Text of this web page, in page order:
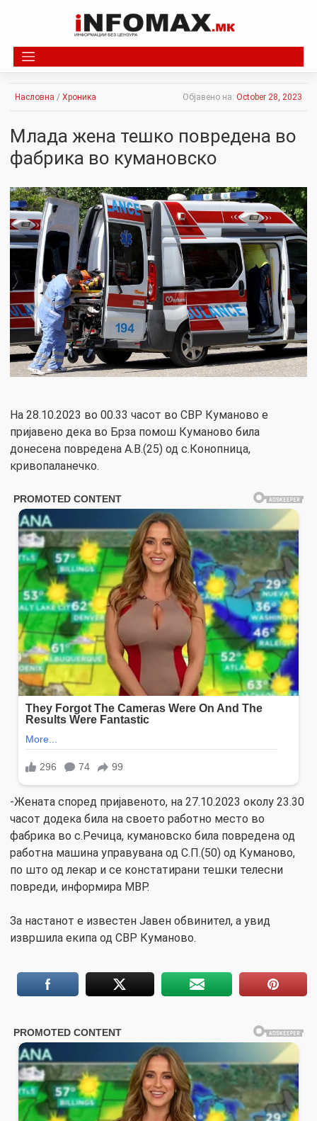
Насловна / Хроника Објавено на: October 28, 2023
Млада жена тешко повредена во
фабрика во кумановско
На 28.10.2023 во 00.33 часот во СВР Куманово е
пријавено дека во Брза помош Куманово била
донесена повредена А.В.(25) од с.Конопница,
кривопаланечко.
-Жената според пријавеното, на 27.10.2023 околу 23.30
часот додека била на своето работно место во
фабрика во с.Речица, кумановско била повредена од
работна машина управувана од С.П.(50) од Куманово,
по што од лекар и се констатирани тешки телесни
повреди, информира МВР.
За настанот е известен Јавен обвинител, а увид
извршила екипа од СВР Куманово.